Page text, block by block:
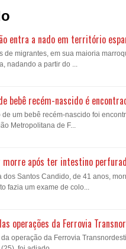
entra a nado em território
de migrantes, em sua maioria
nadando a partir do ...
bebê recém-nascido é
de um bebê recém-nascido foi
Metropolitana de F...
morre após ter intestino
dos Santos Candido, de 41 anos,
fazia um exame de colo...
operações da Ferrovia
operação da Ferrovia